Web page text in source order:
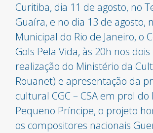
Curitiba, dia 11 de agosto, no
Guaíra, e no dia 13 de agosto,
Municipal do Rio de Janeiro, o
Gols Pela Vida, às 20h nos dois
realização do Ministério da
Rouanet) e apresentação da
cultural CGC – CSA em prol do
Pequeno Príncipe, o projeto
os compositores nacionais